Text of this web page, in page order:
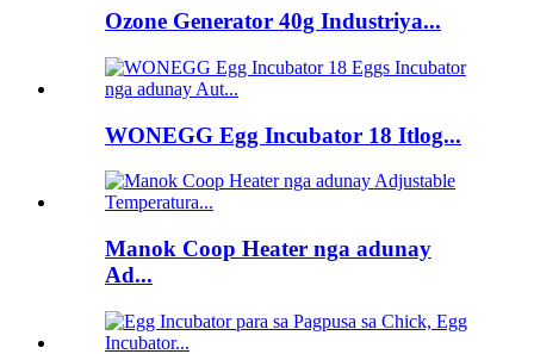
Ozone Generator 40g Industriya...
WONEGG Egg Incubator 18 Itlog...
Manok Coop Heater nga adunay
Ad...